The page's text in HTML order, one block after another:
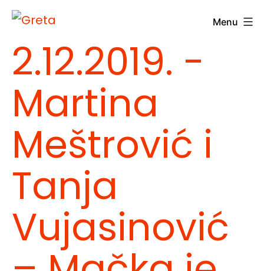
Skip
content
Menu
2.12.2019. -
Martina
Meštrović i
Tanja
Vujasinović